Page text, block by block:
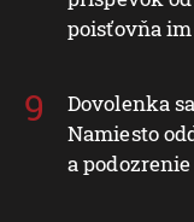
poisťovňa
Dovolenka
Namiesto
a